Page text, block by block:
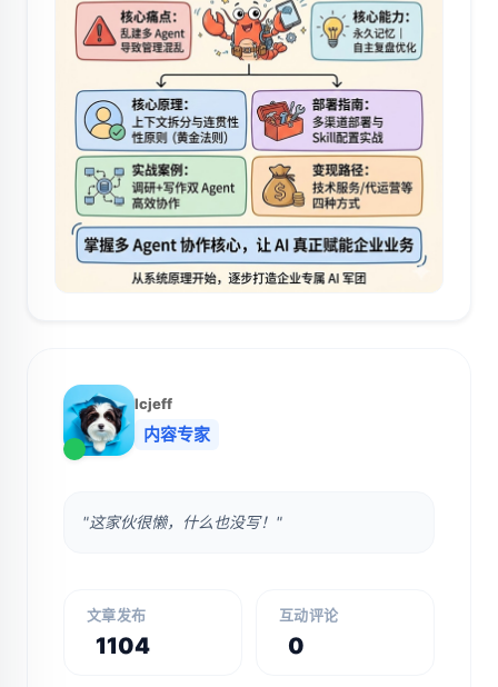
lcjeff
内容专家
"这家伙很懒，什么也没写！"
文章发布
1104
互动评论
0